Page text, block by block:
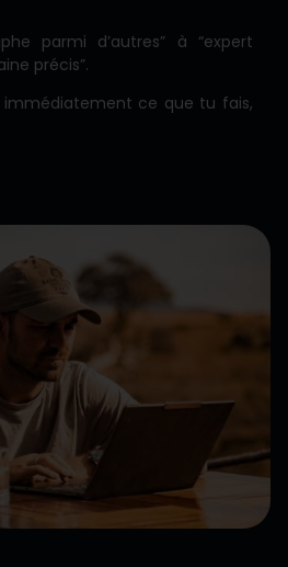
parmi d’autres” à “expert
précis”.
ce que tu fais,